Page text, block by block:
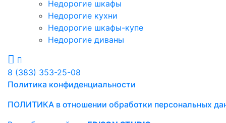
Недорогие шкафы
Недорогие кухни
Недорогие шкафы-купе
Недорогие диваны
8 (383) 353-25-08
Политика конфиденциальности
ПОЛИТИКА в отношении обработки персональных